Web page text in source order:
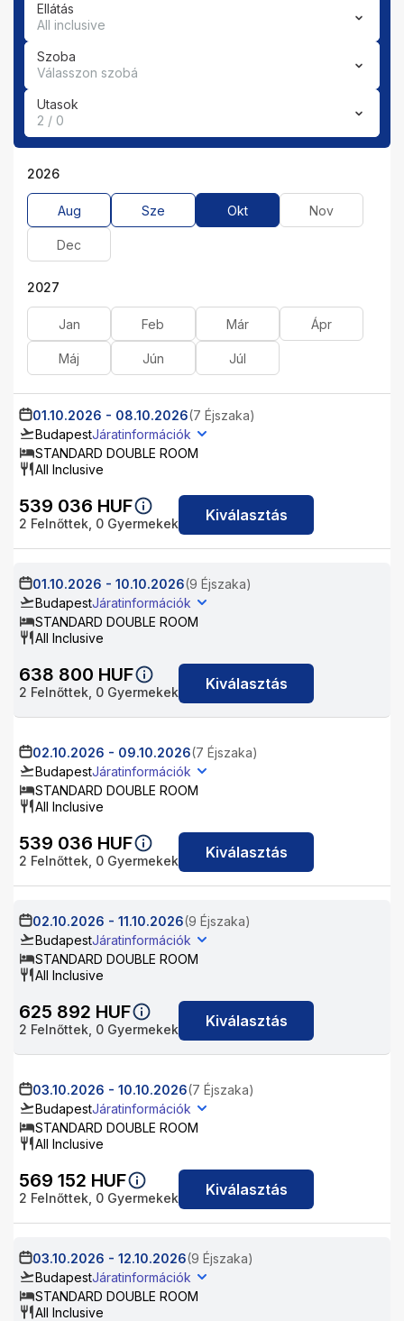
Ellátás
All inclusive
Szoba
Válasszon szobá
Utasok
2 / 0
2026
Aug Sze Okt Nov
Dec
2027
Jan Feb Már Ápr
Máj Jún Júl
01.10.2026 - 08.10.2026(7 Éjszaka)
BudapestJáratinformációk
STANDARD DOUBLE ROOM
All Inclusive
539 036 HUF
2 Felnőttek, 0 Gyermekek Kiválasztás
01.10.2026 - 10.10.2026(9 Éjszaka)
BudapestJáratinformációk
STANDARD DOUBLE ROOM
All Inclusive
638 800 HUF
2 Felnőttek, 0 Gyermekek Kiválasztás
02.10.2026 - 09.10.2026(7 Éjszaka)
BudapestJáratinformációk
STANDARD DOUBLE ROOM
All Inclusive
539 036 HUF
2 Felnőttek, 0 Gyermekek Kiválasztás
02.10.2026 - 11.10.2026(9 Éjszaka)
BudapestJáratinformációk
STANDARD DOUBLE ROOM
All Inclusive
625 892 HUF
2 Felnőttek, 0 Gyermekek Kiválasztás
03.10.2026 - 10.10.2026(7 Éjszaka)
BudapestJáratinformációk
STANDARD DOUBLE ROOM
All Inclusive
569 152 HUF
2 Felnőttek, 0 Gyermekek Kiválasztás
03.10.2026 - 12.10.2026(9 Éjszaka)
BudapestJáratinformációk
STANDARD DOUBLE ROOM
All Inclusive